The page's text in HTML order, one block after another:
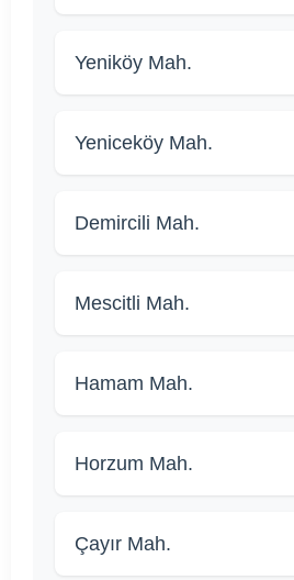
Yeniköy Mah.
Yeniceköy Mah.
Demircili Mah.
Mescitli Mah.
Hamam Mah.
Horzum Mah.
Çayır Mah.